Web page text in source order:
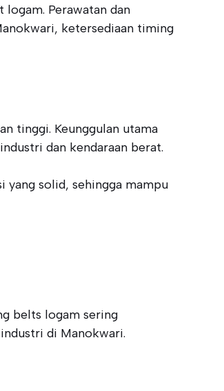
Perawatan dan
ketersediaan timing
tinggi. Keunggulan utama
dan kendaraan berat.
solid, sehingga mampu
belts logam sering
di Manokwari.